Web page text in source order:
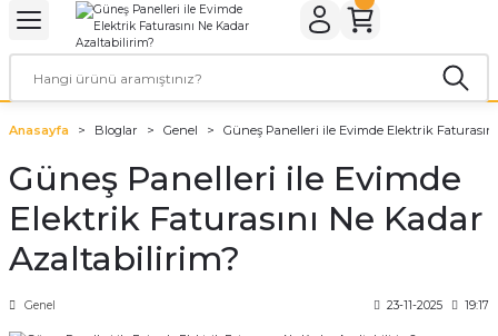
Geri Dön
Geri Dön
CİHAZLARI
Cihazları
Geri Dön
Geri Dön
Geri Dön
Geri Dön
Paketleri
Paketler
Anasayfa Bloglar Genel Güneş Panelleri ile Evimde Elektrik
Güneş Panelleri ile Evimde
Elektrik Faturasını Ne Kadar
Azaltabilirim?
Genel 23-11-2025 19:17